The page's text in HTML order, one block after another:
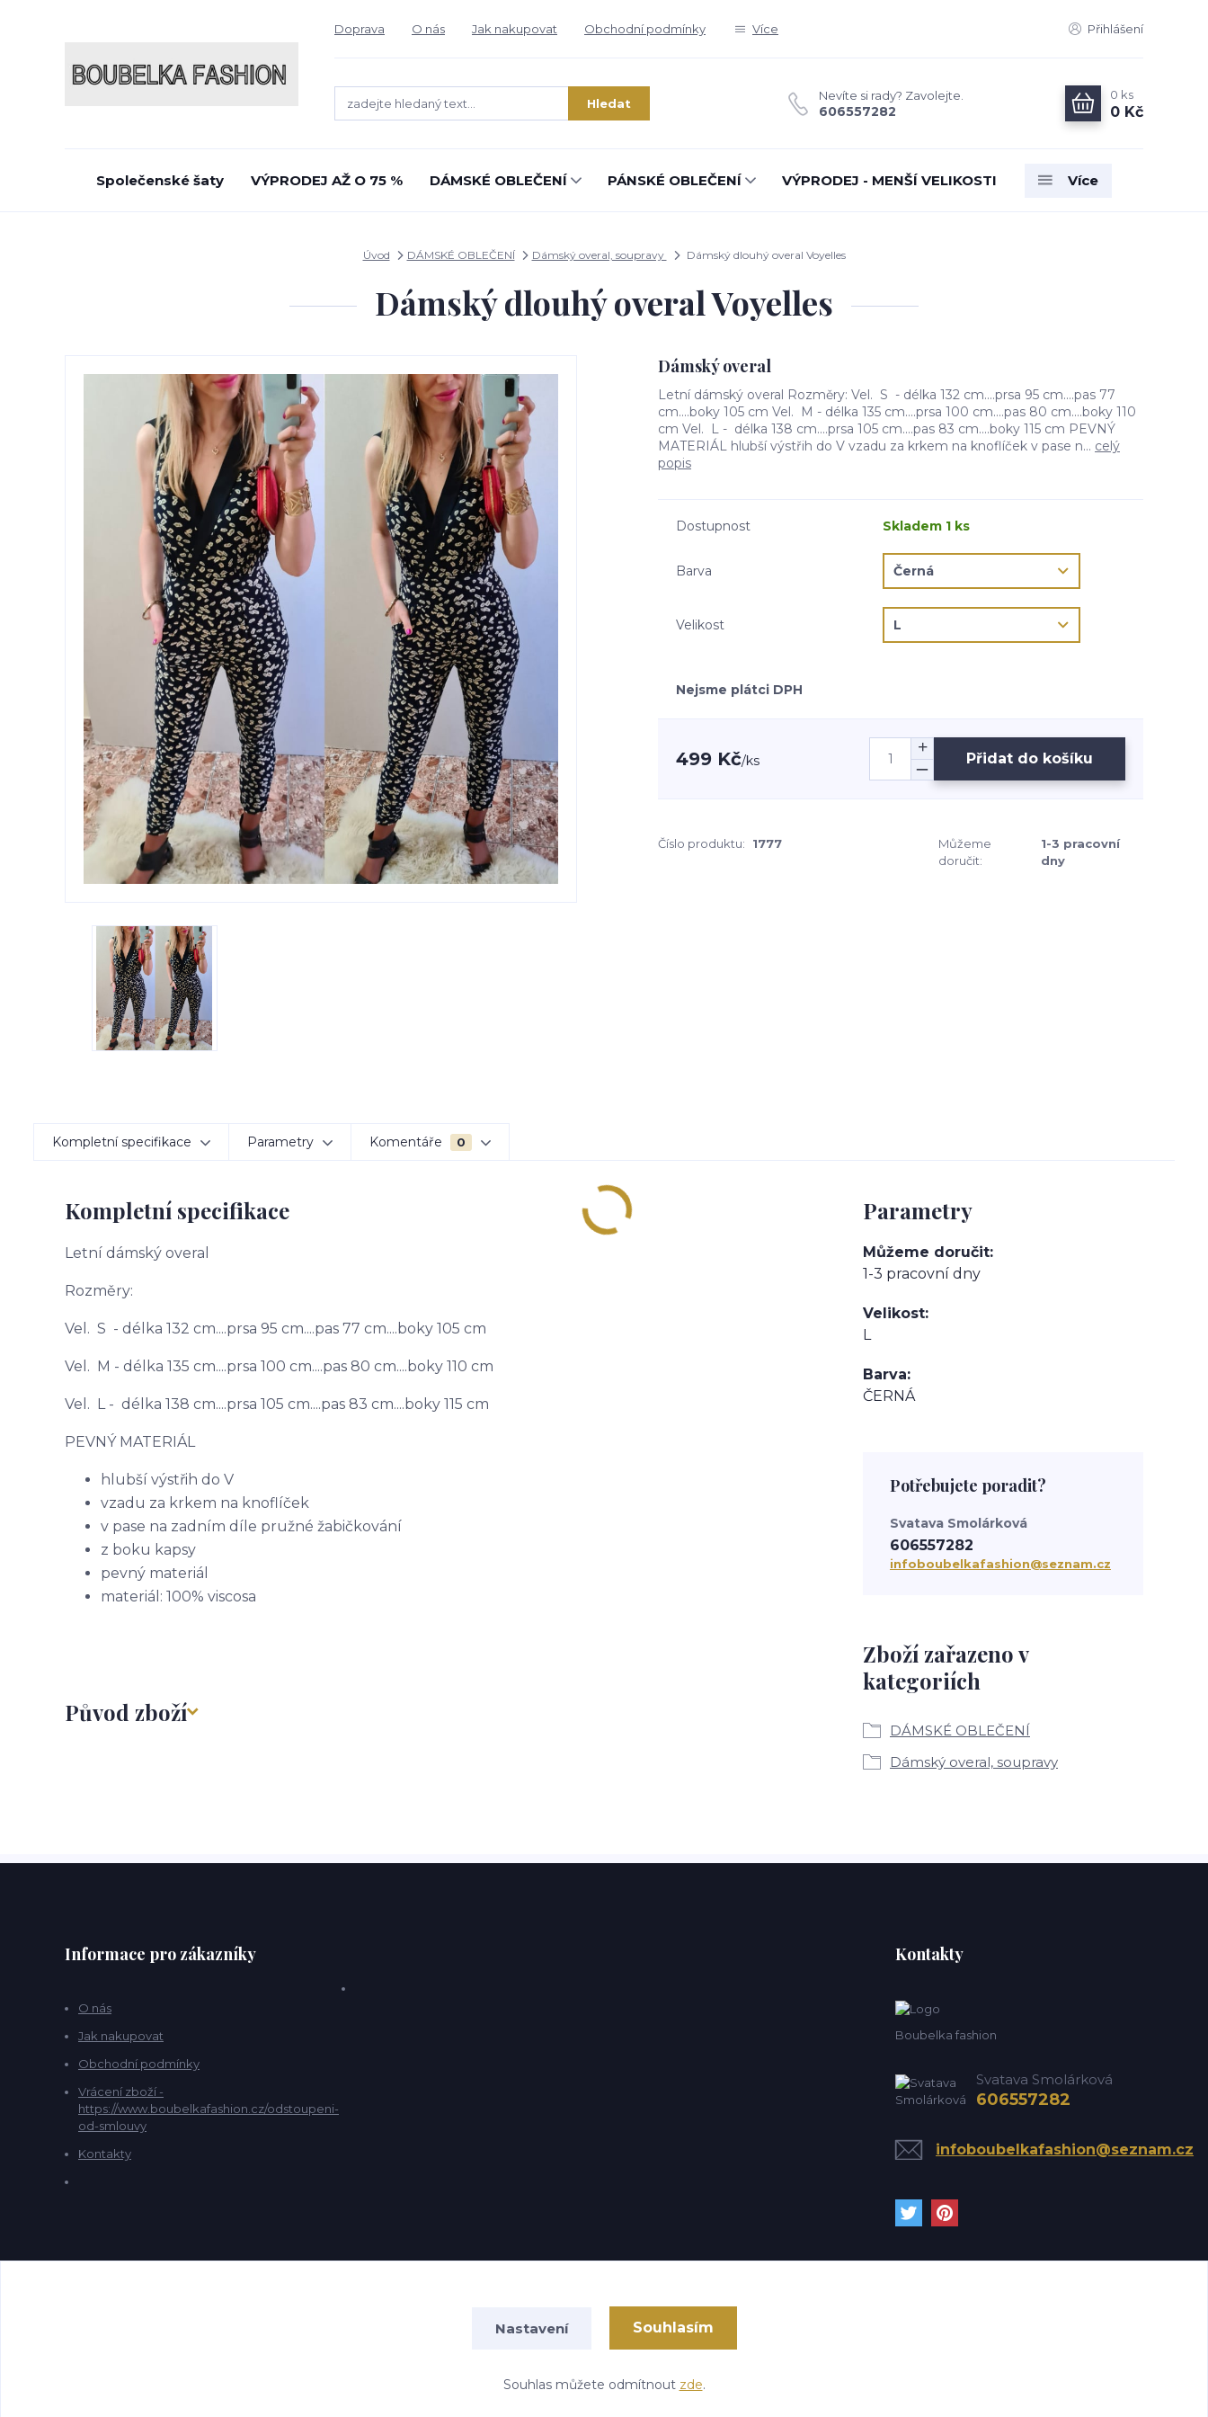
Doprava O nás Jak nakupovat Obchodní podmínky Více Přihlášení
Hledat
Nevíte si rady? Zavolejte.
606557282
0 ks
0 Kč
Společenské šaty VÝPRODEJ AŽ O 75 % DÁMSKÉ OBLEČENÍ PÁNSKÉ OBLEČENÍ VÝPRODEJ - MENŠÍ VELIKOSTI Více
Úvod DÁMSKÉ OBLEČENÍ Dámský overal, soupravy Dámský dlouhý overal Voyelles
Dámský dlouhý overal Voyelles
Dámský overal
Letní dámský overal Rozměry: Vel. S - délka 132 cm....prsa 95 cm....pas 77
cm....boky 105 cm Vel. M - délka 135 cm....prsa 100 cm....pas 80 cm....boky 110
cm Vel. L - délka 138 cm....prsa 105 cm....pas 83 cm....boky 115 cm PEVNÝ
MATERIÁL hlubší výstřih do V vzadu za krkem na knoflíček v pase n... celý
popis
Dostupnost Skladem 1 ks
Barva
Velikost
Nejsme plátci DPH
499 Kč/ks Přidat do košíku
Číslo produktu: 1777
Můžeme
doručit:
1-3 pracovní
dny
Kompletní specifikace Parametry Komentáře 0
Kompletní specifikace
Letní dámský overal
Rozměry:
Vel. S - délka 132 cm....prsa 95 cm....pas 77 cm....boky 105 cm
Vel. M - délka 135 cm....prsa 100 cm....pas 80 cm....boky 110 cm
Vel. L - délka 138 cm....prsa 105 cm....pas 83 cm....boky 115 cm
PEVNÝ MATERIÁL
hlubší výstřih do V
vzadu za krkem na knoflíček
v pase na zadním díle pružné žabičkování
z boku kapsy
pevný materiál
materiál: 100% viscosa
Původ zboží
Parametry
Můžeme doručit
1-3 pracovní dny
Velikost
L
Barva
ČERNÁ
Zboží zařazeno v
kategoriích
DÁMSKÉ OBLEČENÍ
Dámský overal, soupravy
Potřebujete poradit?
Svatava Smolárková
606557282
infoboubelkafashion@seznam.cz
Informace pro zákazníky
O nás
Jak nakupovat
Obchodní podmínky
Vrácení zboží -
https://www.boubelkafashion.cz/odstoupeni-
od-smlouvy
Kontakty
Kontakty
Boubelka fashion
Svatava Smolárková
606557282
infoboubelkafashion@seznam.cz
Nastavení Souhlasím
Souhlas můžete odmítnout zde.